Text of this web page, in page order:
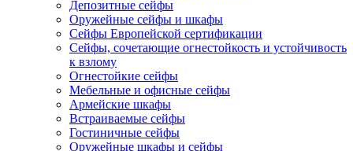
Депозитные сейфы
Оружейные сейфы и шкафы
Сейфы Европейской сертификации
Сейфы, сочетающие огнестойкость и устойчивость
к взлому
Огнестойкие сейфы
Мебельные и офисные сейфы
Армейские шкафы
Встраиваемые сейфы
Гостиничные сейфы
Оружейные шкафы и сейфы